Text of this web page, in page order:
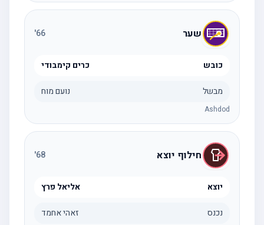
שער 66
'
כובש כרים קימבודי
מבשל נועם מוח
Ashdod
חילוף יוצא 68
'
יוצא אליאל פרץ
נכנס זאהי אחמד